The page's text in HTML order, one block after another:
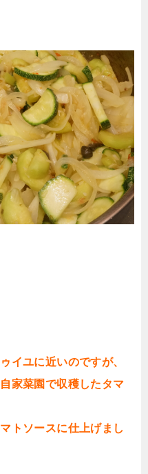
イユに近いのですが、
家菜園で収穫したタマ
トソースに仕上げまし